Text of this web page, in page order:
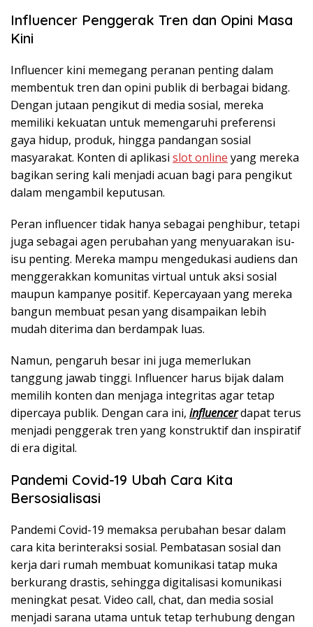
Influencer Penggerak Tren dan Opini Masa
Kini
Influencer kini memegang peranan penting dalam
membentuk tren dan opini publik di berbagai bidang.
Dengan jutaan pengikut di media sosial, mereka
memiliki kekuatan untuk memengaruhi preferensi
gaya hidup, produk, hingga pandangan sosial
masyarakat. Konten di aplikasi slot online yang mereka
bagikan sering kali menjadi acuan bagi para pengikut
dalam mengambil keputusan.
Peran influencer tidak hanya sebagai penghibur, tetapi
juga sebagai agen perubahan yang menyuarakan isu-
isu penting. Mereka mampu mengedukasi audiens dan
menggerakkan komunitas virtual untuk aksi sosial
maupun kampanye positif. Kepercayaan yang mereka
bangun membuat pesan yang disampaikan lebih
mudah diterima dan berdampak luas.
Namun, pengaruh besar ini juga memerlukan
tanggung jawab tinggi. Influencer harus bijak dalam
memilih konten dan menjaga integritas agar tetap
dipercaya publik. Dengan cara ini, influencerdapat terus
menjadi penggerak tren yang konstruktif dan inspiratif
di era digital.
Pandemi Covid-19 Ubah Cara Kita
Bersosialisasi
Pandemi Covid-19 memaksa perubahan besar dalam
cara kita berinteraksi sosial. Pembatasan sosial dan
kerja dari rumah membuat komunikasi tatap muka
berkurang drastis, sehingga digitalisasi komunikasi
meningkat pesat. Video call, chat, dan media sosial
menjadi sarana utama untuk tetap terhubung dengan